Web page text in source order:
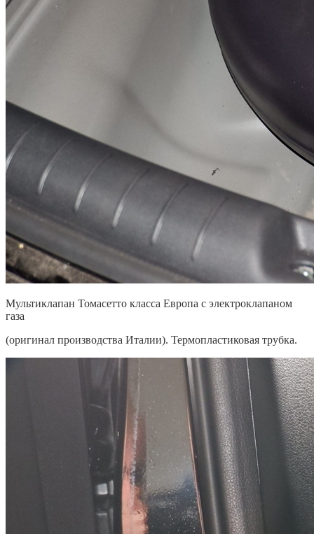
Мультиклапан Томасетто класса Европа с электроклапаном
газа
(оригинал производства Италии). Термопластиковая трубка.